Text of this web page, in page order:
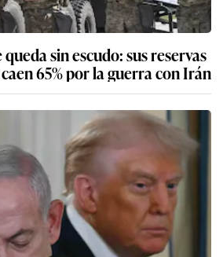
sin escudo: sus reservas
65% por la guerra con Irán